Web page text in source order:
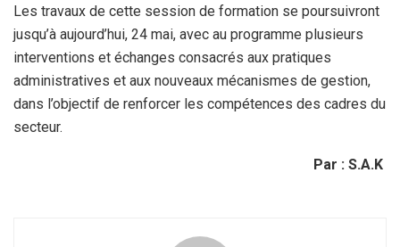
Les travaux de cette session de formation se poursuivront
jusqu’à aujourd’hui, 24 mai, avec au programme plusieurs
interventions et échanges consacrés aux pratiques
administratives et aux nouveaux mécanismes de gestion,
dans l’objectif de renforcer les compétences des cadres du
secteur.
Par : S.A.K